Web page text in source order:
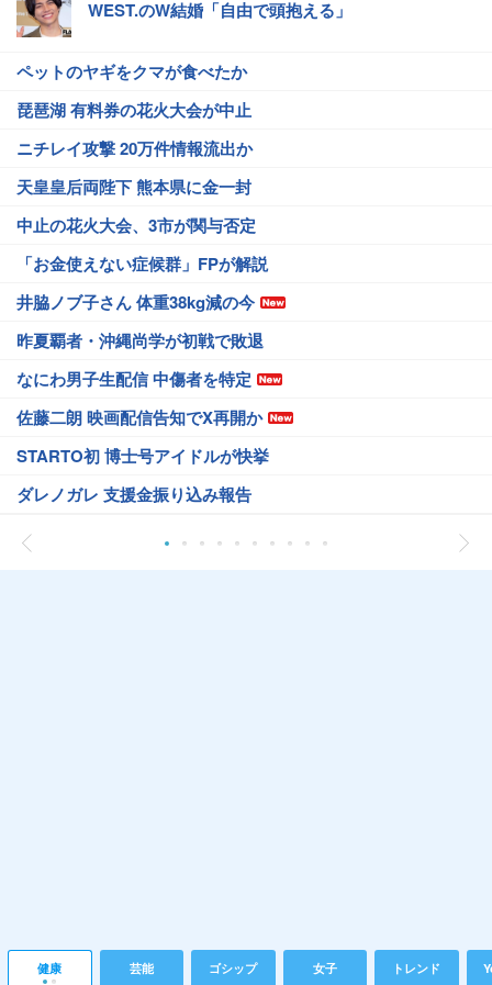
WEST.のW結婚「自由で頭抱える」
ペットのヤギをクマが食べたか
琵琶湖 有料券の花火大会が中止
ニチレイ攻撃 20万件情報流出か
天皇皇后両陛下 熊本県に金一封
中止の花火大会、3市が関与否定
「お金使えない症候群」FPが解説
井脇ノブ子さん 体重38kg減の今
昨夏覇者・沖縄尚学が初戦で敗退
なにわ男子生配信 中傷者を特定
佐藤二朗 映画配信告知でX再開か
STARTO初 博士号アイドルが快挙
ダレノガレ 支援金振り込み報告
健康 芸能 ゴシップ 女子 トレンド